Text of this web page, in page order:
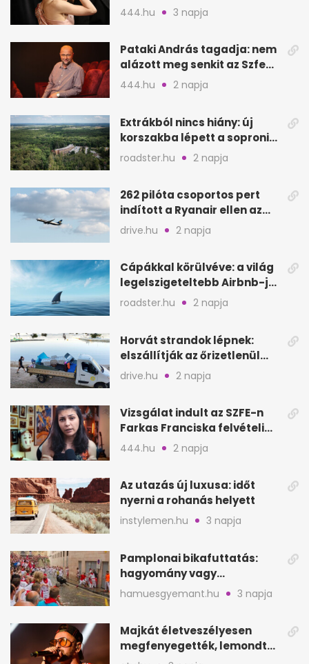
vonul vissza
444.hu 3 napja
Pataki András tagadja: nem
alázott meg senkit az Szfe
felvételijén
444.hu 2 napja
Extrákból nincs hiány: új
korszakba lépett a soproni
Fagus Hotel
roadster.hu 2 napja
262 pilóta csoportos pert
indított a Ryanair ellen az
Egyesült Királyságban
drive.hu 2 napja
Cápákkal körülvéve: a világ
legelszigeteltebb Airbnb-je
a nyílt tengeren
roadster.hu 2 napja
Horvát strandok lépnek:
elszállítják az őrizetlenül
hagyott törölközőket
drive.hu 2 napja
Vizsgálat indult az SZFE-n
Farkas Franciska felvételi
videója után
444.hu 2 napja
Az utazás új luxusa: időt
nyerni a rohanás helyett
instylemen.hu 3 napja
Pamplonai bikafuttatás:
hagyomány vagy
értelmetlen vérontás?
hamuesgyemant.hu 3 napja
Majkát életveszélyesen
megfenyegették, lemondta
a sepsiszentgyörgyi